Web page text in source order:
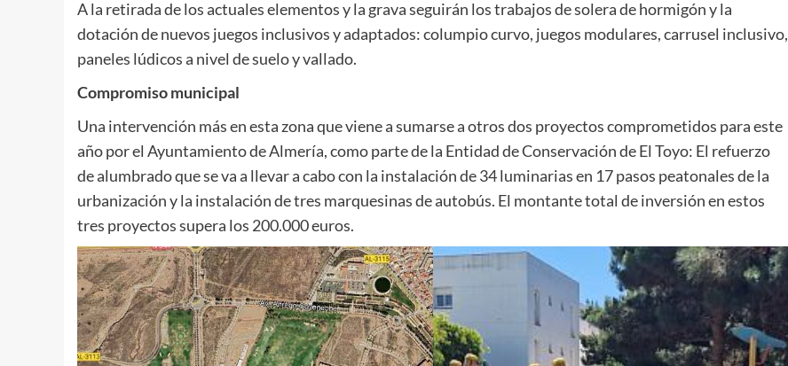
A la retirada de los actuales elementos y la grava seguirán los trabajos de solera de hormigón y la
dotación de nuevos juegos inclusivos y adaptados: columpio curvo, juegos modulares, carrusel inclusivo,
paneles lúdicos a nivel de suelo y vallado.
Compromiso municipal
Una intervención más en esta zona que viene a sumarse a otros dos proyectos comprometidos para este
año por el Ayuntamiento de Almería, como parte de la Entidad de Conservación de El Toyo: El refuerzo
de alumbrado que se va a llevar a cabo con la instalación de 34 luminarias en 17 pasos peatonales de la
urbanización y la instalación de tres marquesinas de autobús. El montante total de inversión en estos
tres proyectos supera los 200.000 euros.